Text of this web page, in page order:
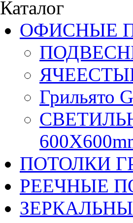
Каталог
ОФИСНЫЕ
Грильято
ПОТОЛКИ
РЕЕЧНЫЕ